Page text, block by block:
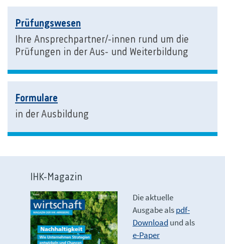
Prüfungswesen
Ihre Ansprechpartner/-innen rund um die
Prüfungen in der Aus- und Weiterbildung
Formulare
in der Ausbildung
IHK-Magazin
Die aktuelle
Ausgabe alspdf-
Download und als
e-Paper